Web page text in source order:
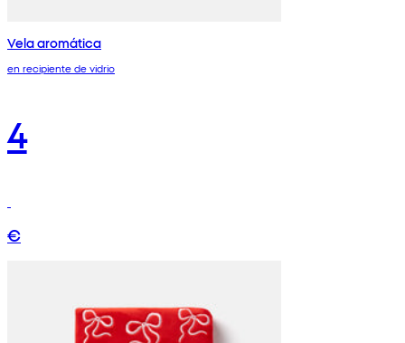
Vela aromática
en recipiente de vidrio
4
€